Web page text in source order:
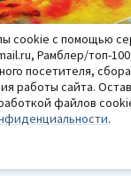
/ АРТ-
конструктор
эмоциональной
cookie с помощью
Рамблер/топ-
посетителя,
работы сайта.
файлов
.